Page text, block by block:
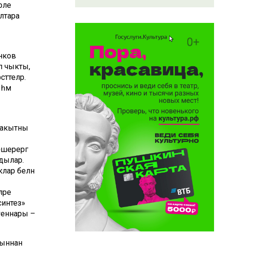
чыкты,
белән
–
Әлеге сүзне күршең яки
кеше бөтен яшәеше, барлыгы